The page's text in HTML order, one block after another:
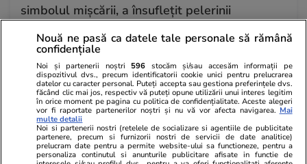
simbolul mișcării, a însuflețit pelerinii
Știri Externe
Directorul organizației de sinucidere asistată
Exit a murit la peste 3.000 de metri altitudine
pe Muntele Fuji
Nouă ne pasă ca datele tale personale să rămână
confidențiale
Noi și partenerii noștri 596 stocăm și/sau accesăm informații pe
dispozitivul dvs., precum identificatorii cookie unici pentru prelucrarea
datelor cu caracter personal. Puteți accepta sau gestiona preferințele dvs.
făcând clic mai jos, respectiv vă puteți opune utilizării unui interes legitim
în orice moment pe pagina cu politica de confidențialitate. Aceste alegeri
vor fi raportate partenerilor noștri și nu vă vor afecta navigarea. Mai
multe detalii
Noi si partenerii nostri (retelele de socializare si agentiile de publicitate
partenere, precum si furnizorii nostri de servicii de date analitice)
prelucram date pentru a permite website-ului sa functioneze, pentru a
personaliza continutul si anunturile publicitare afisate in functie de